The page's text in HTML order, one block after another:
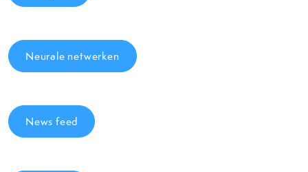
Neurale netwerken
News feed